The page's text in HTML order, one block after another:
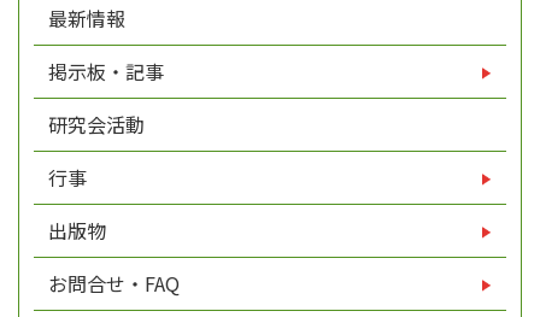
最新情報
掲示板・記事
研究会活動
行事
出版物
お問合せ・FAQ